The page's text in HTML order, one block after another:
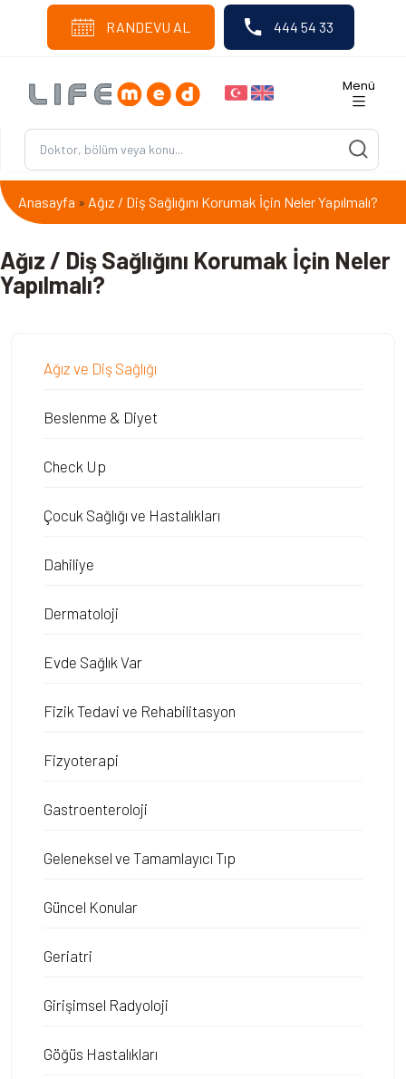
RANDEVU AL 444 54 33
Menü
Ağız / Diş Sağlığını Korumak İçin Neler
Yapılmalı?
Anasayfa » Ağız / Diş Sağlığını Korumak İçin Neler Yapılmalı?
Ağız ve Diş Sağlığı
Beslenme & Diyet
Check Up
Çocuk Sağlığı ve Hastalıkları
Dahiliye
Dermatoloji
Evde Sağlık Var
Fizik Tedavi ve Rehabilitasyon
Fizyoterapi
Gastroenteroloji
Geleneksel ve Tamamlayıcı Tıp
Güncel Konular
Geriatri
Girişimsel Radyoloji
Göğüs Hastalıkları